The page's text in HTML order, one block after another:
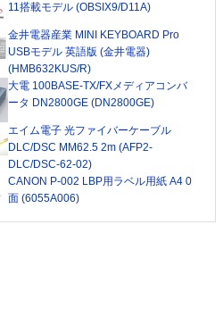
11搭載モデル (OBSIX9/D11A)
金井電器産業 MINI KEYBOARD Pro
USBモデル 英語版 (金井電器)
(HMB632KUS/R)
大電 100BASE-TX/FXメディアコンバ
ータ DN2800GE (DN2800GE)
エイム電子 光ファイバーケーブル
DLC/DSC MM62.5 2m (AFP2-
DLC/DSC-62-02)
CANON P-002 LBP用ラベル用紙 A4 0
面 (6055A006)